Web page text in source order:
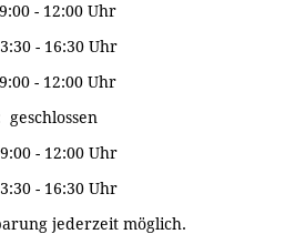
- 12:00 Uhr
- 16:30 Uhr
- 12:00 Uhr
geschlossen
- 12:00 Uhr
- 16:30 Uhr
jederzeit möglich.